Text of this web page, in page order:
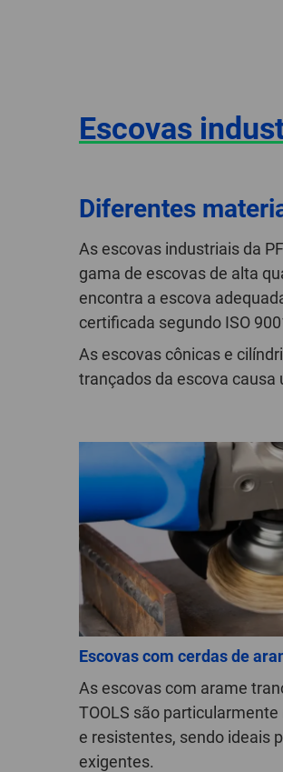
Escovas
Diferentes
As escovas industriais da
gama de escovas de alta
encontra a escova
certificada segundo ISO
As escovas cônicas e
trançados da escova
Escovas com cerdas de
As escovas com arame
TOOLS são
e resistentes, sendo ideais
exigentes.